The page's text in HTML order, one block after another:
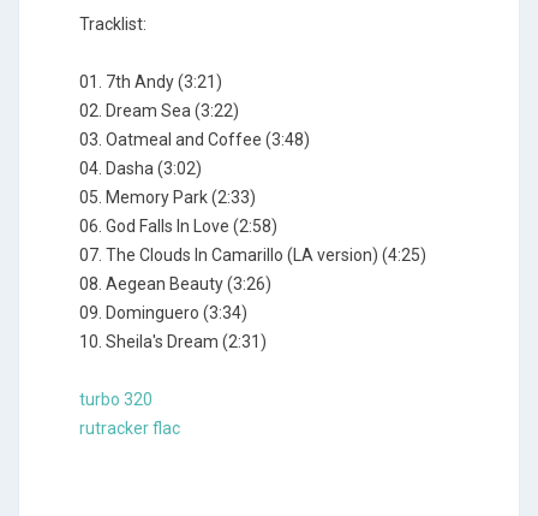
Tracklist:
01. 7th Andy (3:21)
02. Dream Sea (3:22)
03. Oatmeal and Coffee (3:48)
04. Dasha (3:02)
05. Memory Park (2:33)
06. God Falls In Love (2:58)
07. The Clouds In Camarillo (LA version) (4:25)
08. Aegean Beauty (3:26)
09. Dominguero (3:34)
10. Sheila's Dream (2:31)
turbo 320
rutracker flac